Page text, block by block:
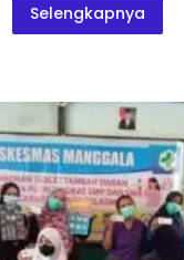
Selengkapnya